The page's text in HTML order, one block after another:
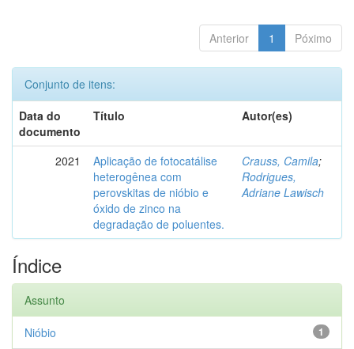
Anterior 1 Póximo
Conjunto de itens:
Data do
documento
Título Autor(es)
2021
Aplicação de fotocatálise
heterogênea com
perovskitas de nióbio e
óxido de zinco na
degradação de poluentes.
Crauss, Camila;
Rodrigues,
Adriane Lawisch
Índice
Assunto
1
Nióbio